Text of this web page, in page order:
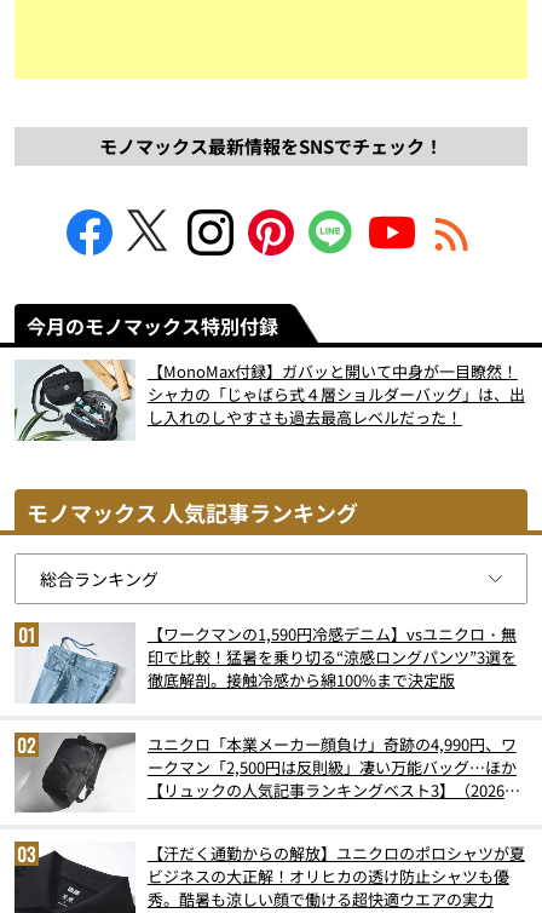
モノマックス最新情報をSNSでチェック！
今月のモノマックス特別付録
【MonoMax付録】ガバッと開いて中身が一目瞭然！
シャカの「じゃばら式４層ショルダーバッグ」は、出
し入れのしやすさも過去最高レベルだった！
モノマックス 人気記事ランキング
【ワークマンの1,590円冷感デニム】vsユニクロ・無
印で比較！猛暑を乗り切る“涼感ロングパンツ”3選を
徹底解剖。接触冷感から綿100%まで決定版
ユニクロ「本業メーカー顔負け」奇跡の4,990円、ワ
ークマン「2,500円は反則級」凄い万能バッグ…ほか
【リュックの人気記事ランキングベスト3】（2026年
【汗だく通勤からの解放】ユニクロのポロシャツが夏
ビジネスの大正解！オリヒカの透け防止シャツも優
秀。酷暑も涼しい顔で働ける超快適ウエアの実力